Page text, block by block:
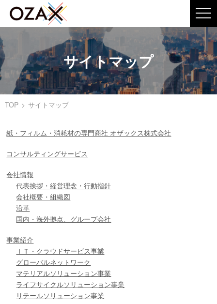
t
o
g
g
l
e
n
a
v
g
サイトマップ
TOP サイトマップ
紙・フィルム・消耗材の専門商社 オザックス株式会社
コンサルティングサービス
会社情報
代表挨拶・経営理念・行動指針
会社概要・組織図
沿革
国内・海外拠点、グループ会社
事業紹介
ＩＴ・クラウドサービス事業
グローバルネットワーク
マテリアルソリューション事業
ライフサイクルソリューション事業
リテールソリューション事業